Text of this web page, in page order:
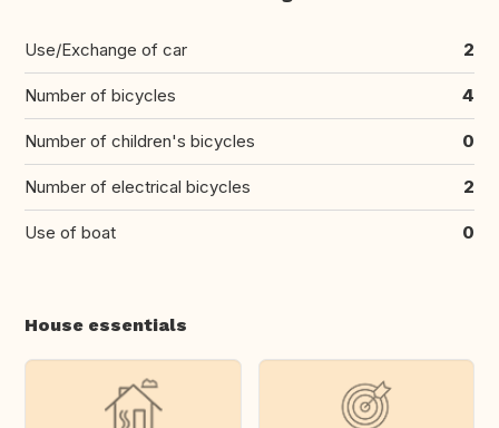
Use/Exchange of car 2
Number of bicycles 4
Number of children's bicycles 0
Number of electrical bicycles 2
Use of boat 0
House essentials